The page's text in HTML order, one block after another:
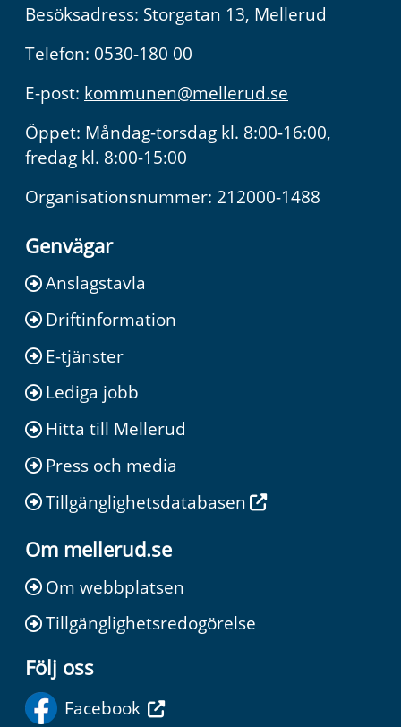
Besöksadress: Storgatan 13, Mellerud
Telefon: 0530-180 00
E-post: kommunen@mellerud.se
Öppet: Måndag-torsdag kl. 8:00-16:00,
fredag kl. 8:00-15:00
Organisationsnummer: 212000-1488
Genvägar
Anslagstavla
Driftinformation
E-tjänster
Lediga jobb
Hitta till Mellerud
Press och media
Tillgänglighetsdatabasen
Om mellerud.se
Om webbplatsen
Tillgänglighetsredogörelse
Följ oss
Facebook